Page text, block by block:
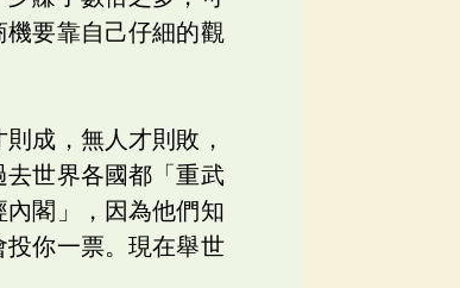
機要靠自己仔細的觀
成，無人才則敗，
世界各國都「重武
閣」，因為他們知
你一票。現在舉世